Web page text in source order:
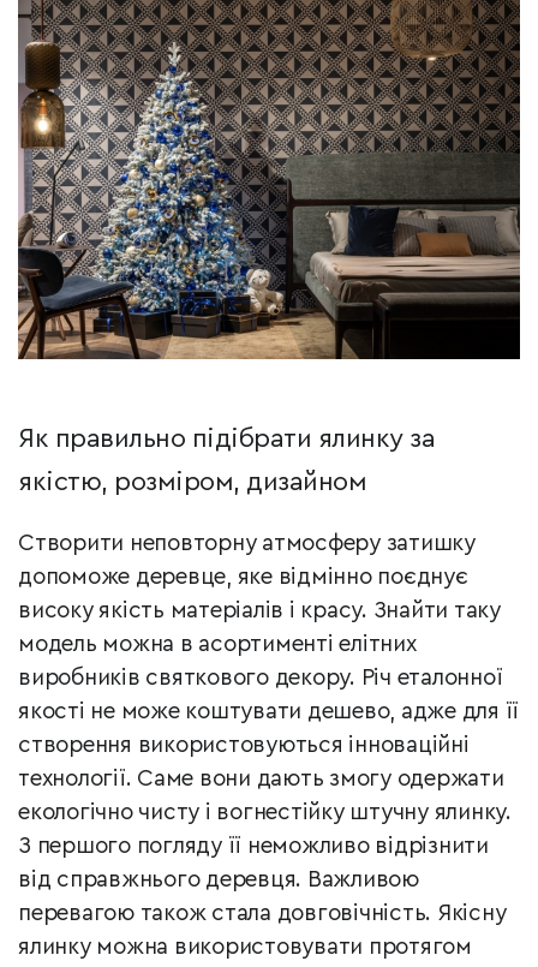
Як правильно підібрати ялинку за
якістю, розміром, дизайном
Створити неповторну атмосферу затишку
допоможе деревце, яке відмінно поєднує
високу якість матеріалів і красу. Знайти таку
модель можна в асортименті елітних
виробників святкового декору. Річ еталонної
якості не може коштувати дешево, адже для її
створення використовуються інноваційні
технології. Саме вони дають змогу одержати
екологічно чисту і вогнестійку штучну ялинку.
З першого погляду її неможливо відрізнити
від справжнього деревця. Важливою
перевагою також стала довговічність. Якісну
ялинку можна використовувати протягом